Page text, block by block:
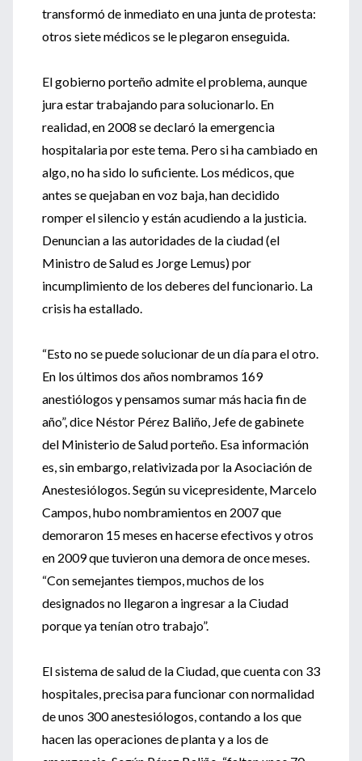
transformó de inmediato en una junta de protesta:
otros siete médicos se le plegaron enseguida.
El gobierno porteño admite el problema, aunque
jura estar trabajando para solucionarlo. En
realidad, en 2008 se declaró la emergencia
hospitalaria por este tema. Pero si ha cambiado en
algo, no ha sido lo suficiente. Los médicos, que
antes se quejaban en voz baja, han decidido
romper el silencio y están acudiendo a la justicia.
Denuncian a las autoridades de la ciudad (el
Ministro de Salud es Jorge Lemus) por
incumplimiento de los deberes del funcionario. La
crisis ha estallado.
“Esto no se puede solucionar de un día para el otro.
En los últimos dos años nombramos 169
anestiólogos y pensamos sumar más hacia fin de
año”, dice Néstor Pérez Baliño, Jefe de gabinete
del Ministerio de Salud porteño. Esa información
es, sin embargo, relativizada por la Asociación de
Anestesiólogos. Según su vicepresidente, Marcelo
Campos, hubo nombramientos en 2007 que
demoraron 15 meses en hacerse efectivos y otros
en 2009 que tuvieron una demora de once meses.
“Con semejantes tiempos, muchos de los
designados no llegaron a ingresar a la Ciudad
porque ya tenían otro trabajo”.
El sistema de salud de la Ciudad, que cuenta con 33
hospitales, precisa para funcionar con normalidad
de unos 300 anestesiólogos, contando a los que
hacen las operaciones de planta y a los de